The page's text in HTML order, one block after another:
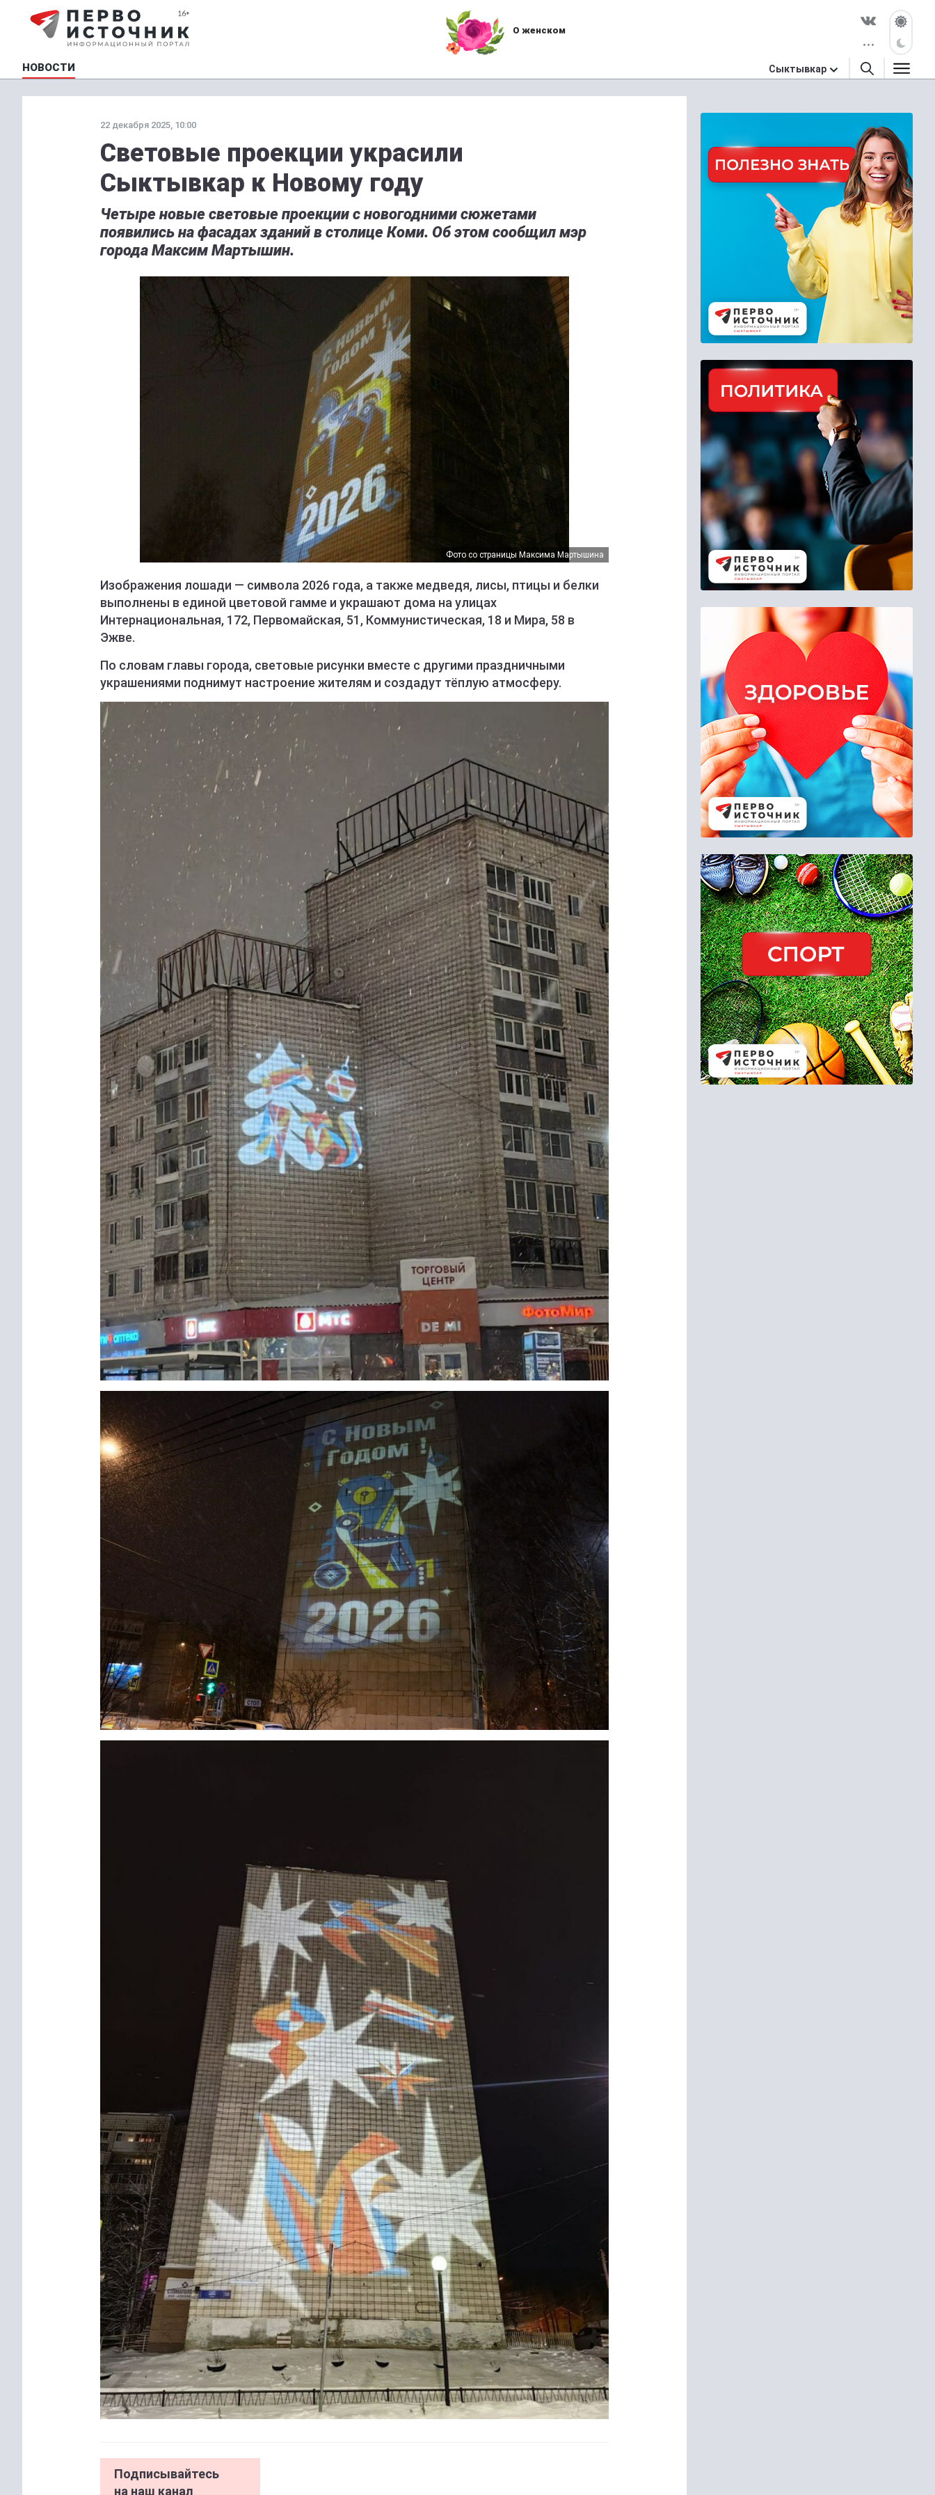
О женском
НОВОСТИ Сыктывкар
22 декабря 2025, 10:00
Световые проекции украсили
Сыктывкар к Новому году
Четыре новые световые проекции с новогодними сюжетами
появились на фасадах зданий в столице Коми. Об этом сообщил мэр
города Максим Мартышин.
Фото со страницы Максима Мартышина
Изображения лошади — символа 2026 года, а также медведя, лисы, птицы и белки
выполнены в единой цветовой гамме и украшают дома на улицах
Интернациональная, 172, Первомайская, 51, Коммунистическая, 18 и Мира, 58 в
Эжве.
По словам главы города, световые рисунки вместе с другими праздничными
украшениями поднимут настроение жителям и создадут тёплую атмосферу.
Подписывайтесь
на наш канал